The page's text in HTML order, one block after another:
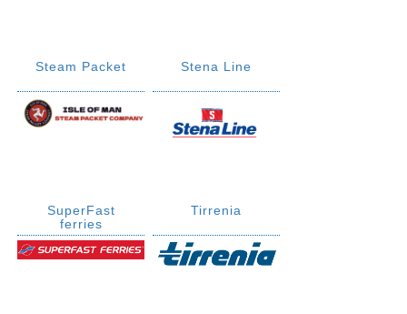
Steam Packet Stena Line
SuperFast
ferries
Tirrenia